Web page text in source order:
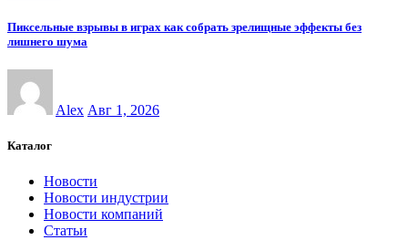
Пиксельные взрывы в играх как собрать зрелищные эффекты без
лишнего шума
Alex Авг 1, 2026
Каталог
Новости
Новости индустрии
Новости компаний
Статьи